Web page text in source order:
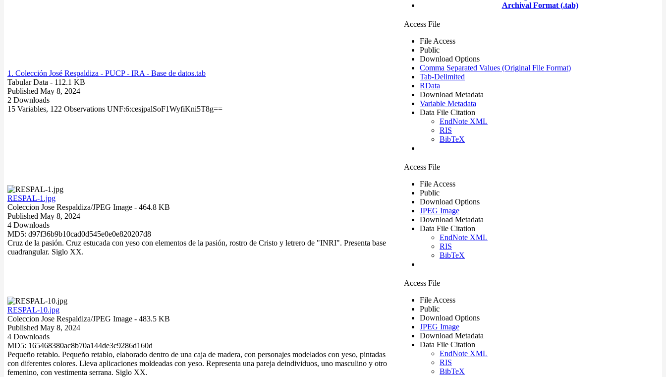
Archival Format (.tab)
1. Colección José Respaldiza - PUCP - IRA - Base de datos.tab
Tabular Data - 112.1 KB
Published May 8, 2024
2 Downloads
15 Variables, 122 Observations UNF:6:cesjpalSoF1WyfiKni5T8g==
Access File
File Access
Public
Download Options
Comma Separated Values (Original File Format)
Tab-Delimited
RData
Download Metadata
Variable Metadata
Data File Citation
EndNote XML
RIS
BibTeX
RESPAL-1.jpg
Coleccion Jose Respaldiza/JPEG Image - 464.8 KB
Published May 8, 2024
4 Downloads
MD5: d97f36b9b10cad0d545e0e0e820207d8
Cruz de la pasión. Cruz estucada con yeso con elementos de la pasión, rostro de Cristo y letrero de "INRI". Presenta base
cuadrangular. Siglo XX.
Access File
File Access
Public
Download Options
JPEG Image
Download Metadata
Data File Citation
EndNote XML
RIS
BibTeX
RESPAL-10.jpg
Coleccion Jose Respaldiza/JPEG Image - 483.5 KB
Published May 8, 2024
4 Downloads
MD5: 165468380ac8b70a144de3c9286d160d
Pequeño retablo. Pequeño retablo, elaborado dentro de una caja de madera, con personajes modelados con yeso, pintadas
con diferentes colores. Lleva aplicaciones moldeadas con yeso. Representa una pareja deindividuos, uno masculino y otro
femenino, con vestimenta serrana. Siglo XX.
Access File
File Access
Public
Download Options
JPEG Image
Download Metadata
Data File Citation
EndNote XML
RIS
BibTeX